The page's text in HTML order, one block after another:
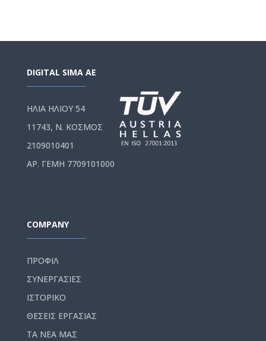
DIGITAL SIMA AE
ΗΛΙΑ ΗΛΙΟΥ 54
11743, Ν. ΚΟΣΜΟΣ
2109010401
ΑΡ. ΓΕΜΗ 7709101000
COMPANY
ΠΡΟΦΙΛ
ΣΥΝΕΡΓΑΣΙΕΣ
ΙΣΤΟΡΙΚΟ
ΘΕΣΕΙΣ ΕΡΓΑΣΙΑΣ
ΤΑ ΝΕΑ ΜΑΣ